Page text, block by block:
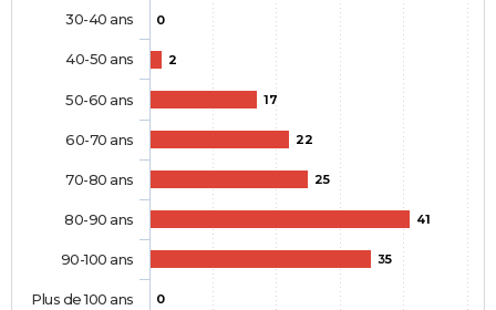
0
2
17
22
25
41
35
0
30-40 ans
40-50 ans
50-60 ans
60-70 ans
70-80 ans
80-90 ans
90-100 ans
Plus de 100 ans